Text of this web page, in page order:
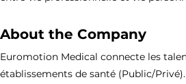
About the Company
Euromotion Medical connecte les
établissements de santé (Public/